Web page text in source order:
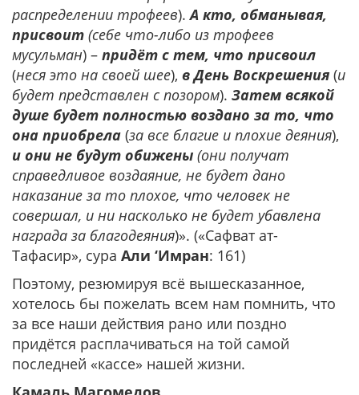
распределении трофеев).А кто, обманывая,
присвоит (себе что-либо из трофеев
мусульман) – придёт с тем, что присвоил
(неся это на своей шее), в День Воскрешения (и
будет представлен с позором). Затем всякой
душе будет полностью воздано за то, что
она приобрела (за все благие и плохие деяния),
и они не будут обижены (они получат
справедливое воздаяние, не будет дано
наказание за то плохое, что человек не
совершал, и ни насколько не будет убавлена
награда за благодеяния)». («Сафват ат-
Тафасир», сура Али ‘Имран: 161)
Поэтому, резюмируя всё вышесказанное,
хотелось бы пожелать всем нам помнить, что
за все наши действия рано или поздно
придётся расплачиваться на той самой
последней «кассе» нашей жизни.